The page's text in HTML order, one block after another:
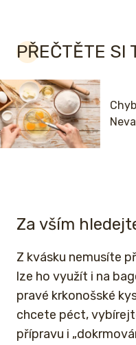
PŘEČTĚTE SI
Za vším
Z kvásku nemusíte
lze ho využít i na
pravé krkonošské
chcete péct,
přípravu i